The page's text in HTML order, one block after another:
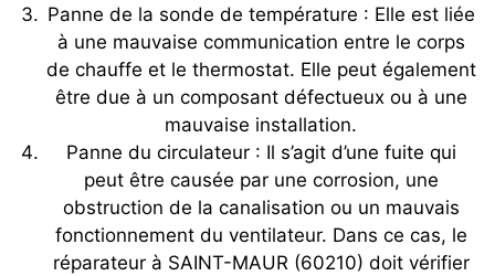
Panne de la sonde de température : Elle est liée
à une mauvaise communication entre le corps
de chauffe et le thermostat. Elle peut également
être due à un composant défectueux ou à une
mauvaise installation.
Panne du circulateur : Il s’agit d’une fuite qui
peut être causée par une corrosion, une
obstruction de la canalisation ou un mauvais
fonctionnement du ventilateur. Dans ce cas, le
réparateur à SAINT-MAUR (60210) doit vérifier